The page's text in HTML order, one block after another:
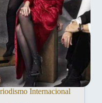
Internacional